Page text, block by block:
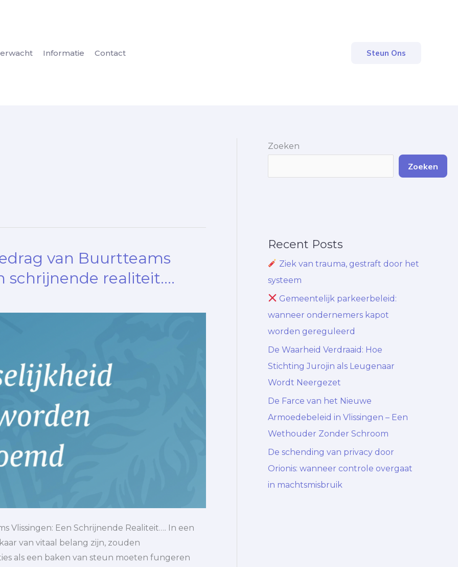
Informatie Contact Steun Ons
van Buurtteams
schrijnende realiteit….
Vlissingen: Een Schrijnende Realiteit…. In een
van vitaal belang zijn, zouden
als een baken van steun moeten fungeren
Zoeken
Zoeken
Recent Posts
Ziek van trauma, gestraft door het
systeem
Gemeentelijk parkeerbeleid:
wanneer ondernemers kapot
worden gereguleerd
De Waarheid Verdraaid: Hoe
Stichting Jurojin als Leugenaar
Wordt Neergezet
De Farce van het Nieuwe
Armoedebeleid in Vlissingen – Een
Wethouder Zonder Schroom
De schending van privacy door
Orionis: wanneer controle overgaat
in machtsmisbruik